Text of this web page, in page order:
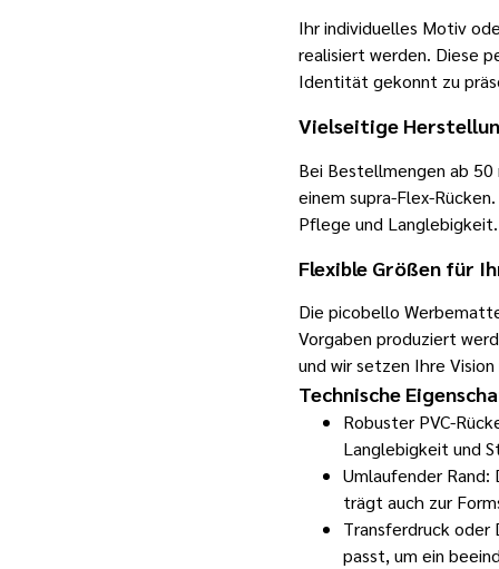
Ihr individuelles Motiv
realisiert werden. Diese
Identität gekonnt zu
Vielseitige
Bei Bestellmengen ab
einemsupra-Flex-
Pflege und Langlebigkeit.
Flexible Größen für
Die picobello
Vorgaben produziert
und wir setzen Ihre
Technische
Robuster PVC-
Langlebigkeit und
Umlaufender
trägt auch zur
Transferdruck oder
passt, um ein